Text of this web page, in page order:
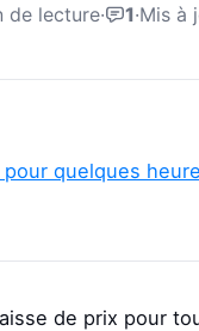
de lecture· 1·Mis à
quelques
de prix pour